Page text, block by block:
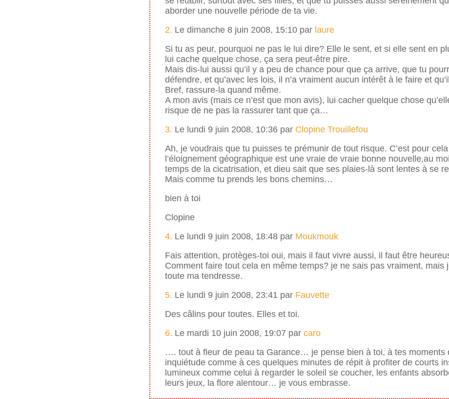
aborder une nouvelle période de ta vie.
2. Le dimanche 8 juin 2008, 15:10 par laure
Si tu as peur, pourquoi ne pas le lui dire? Elle le sent, et si elle sent en
lui cache quelque chose, ça sera peut-être pire.
Mais dis-lui aussi qu’il y a peu de chance pour que ça arrive, que tu
défendre, et qu’avec les lois, il n’a vraiment aucun intérêt à le faire et
Bref, rassure-la quand même.
A mon avis (mais ce n’est que mon avis), lui cacher quelque chose
risque de ne pas la rassurer tant que ça…
3. Le lundi 9 juin 2008, 10:36 par Clopine Trouillefou
Ah, je voudrais que tu puisses te prémunir de tout risque. C’est pour
l’éloignement géographique est une vraie de vraie bonne nouvelle,au
temps de la cicatrisation, et dieu sait que ses plaies-là sont lentes à se
Mais comme tu prends les bons chemins…
bien à toi
Clopine
4. Le lundi 9 juin 2008, 18:48 par Moukmouk
Fais attention, protèges-toi oui, mais il faut vivre aussi, il faut être
Comment faire tout cela en même temps? je ne sais pas vraiment, mais
toute ma tendresse.
5. Le lundi 9 juin 2008, 23:41 par Fauvette
Des câlins pour toutes. Elles et toi.
6. Le mardi 10 juin 2008, 19:07 parcaro
…. tout à fleur de peau ta Garance… je pense bien à toi, à tes moments
inquiétude comme à ces quelques minutes de répit à profiter de courts
lumineux comme celui à regarder le soleil se coucher, les enfants
leurs jeux, la flore alentour… je vous embrasse.